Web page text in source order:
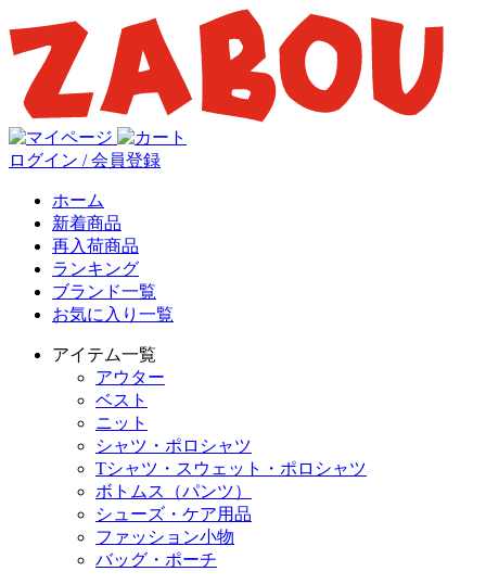
ログイン / 会員登録
ホーム
新着商品
再入荷商品
ランキング
ブランド一覧
お気に入り一覧
アイテム一覧
アウター
ベスト
ニット
シャツ・ポロシャツ
Tシャツ・スウェット・ポロシャツ
ボトムス（パンツ）
シューズ・ケア用品
ファッション小物
バッグ・ポーチ